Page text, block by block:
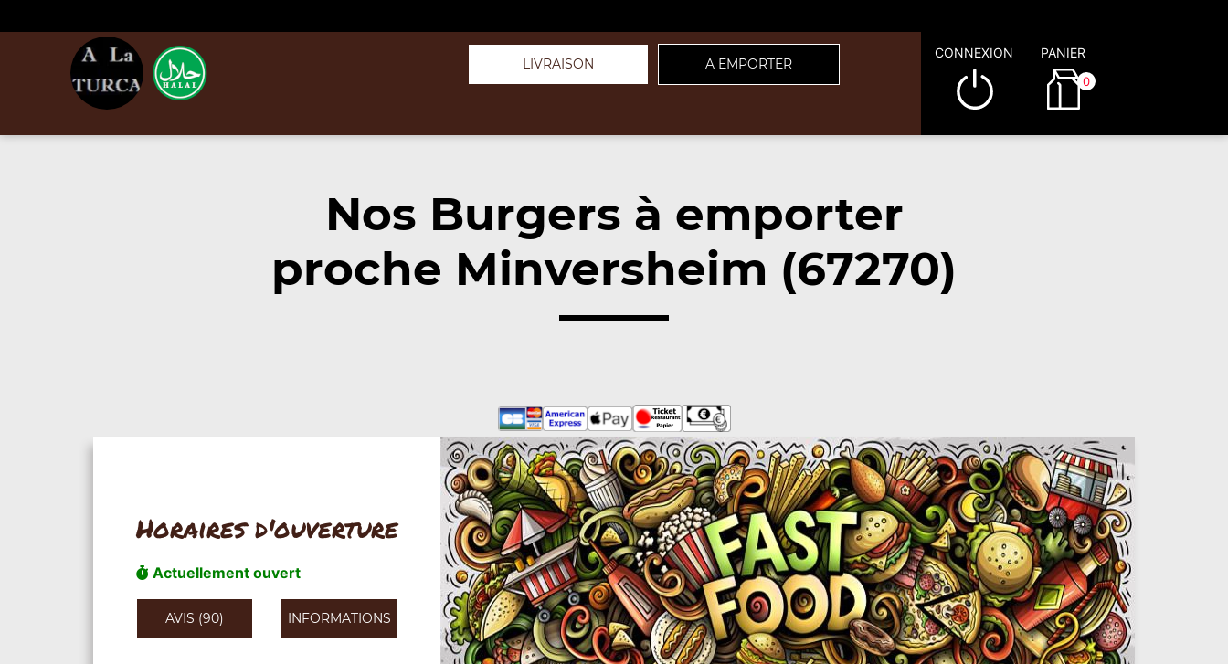
LIVRAISON A EMPORTER
CONNEXION PANIER
0
Nos Burgers à emporter
proche Minversheim (67270)
Horaires d'ouverture
Actuellement ouvert
AVIS (90) INFORMATIONS